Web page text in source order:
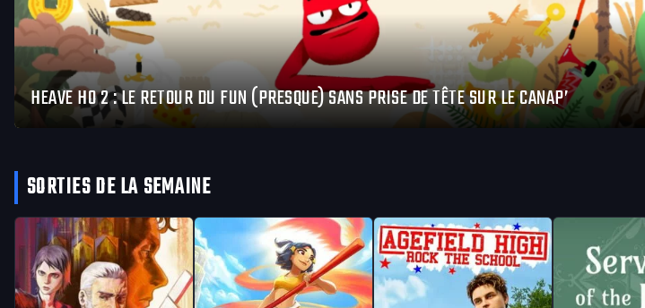
HEAVE HO 2 : LE RETOUR DU FUN (PRESQUE) SANS PRISE DE TÊTE SUR LE CANAP’
SORTIES DE LA SEMAINE